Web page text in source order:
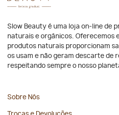
Slow Beauty é uma loja on-line de
naturais e orgânicos. Oferecemos
produtos naturais proporcionam
os usam e não geram descarte de
respeitando sempre o nosso
Sobre Nós